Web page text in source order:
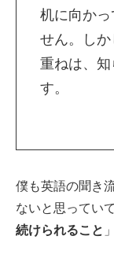
机に向か
せん。し
重ねは、
す。
僕も英語の聞き
ないと思ってい
続けられること